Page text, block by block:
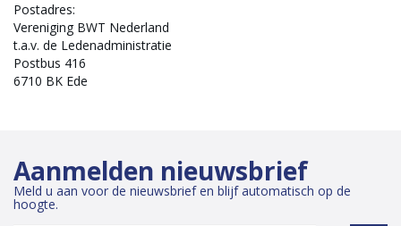
Postadres:
Vereniging BWT Nederland
t.a.v. de Ledenadministratie
Postbus 416
6710 BK Ede
Aanmelden nieuwsbrief
Meld u aan voor de nieuwsbrief en blijf automatisch op de
hoogte.